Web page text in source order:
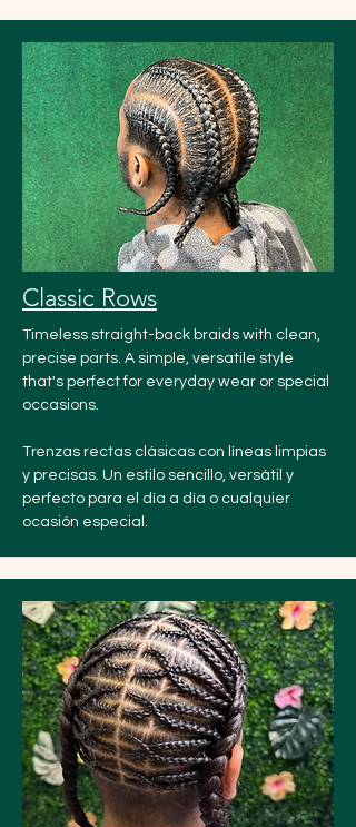
Classic Rows
Timeless straight-back braids with clean,
precise parts. A simple, versatile style
that's perfect for everyday wear or special
occasions.
Trenzas rectas clásicas con líneas limpias
y precisas. Un estilo sencillo, versátil y
perfecto para el día a día o cualquier
ocasión especial.